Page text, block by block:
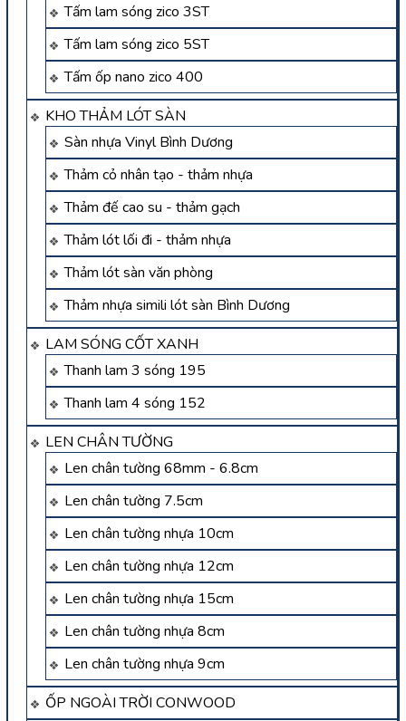
Tấm lam sóng zico 3ST
Tấm lam sóng zico 5ST
Tấm ốp nano zico 400
KHO THẢM LÓT SÀN
Sàn nhựa Vinyl Bình Dương
Thảm cỏ nhân tạo - thảm nhựa
Thảm đế cao su - thảm gạch
Thảm lót lối đi - thảm nhựa
Thảm lót sàn văn phòng
Thảm nhựa simili lót sàn Bình Dương
LAM SÓNG CỐT XANH
Thanh lam 3 sóng 195
Thanh lam 4 sóng 152
LEN CHÂN TƯỜNG
Len chân tường 68mm - 6.8cm
Len chân tường 7.5cm
Len chân tường nhựa 10cm
Len chân tường nhựa 12cm
Len chân tường nhựa 15cm
Len chân tường nhựa 8cm
Len chân tường nhựa 9cm
ỐP NGOÀI TRỜI CONWOOD